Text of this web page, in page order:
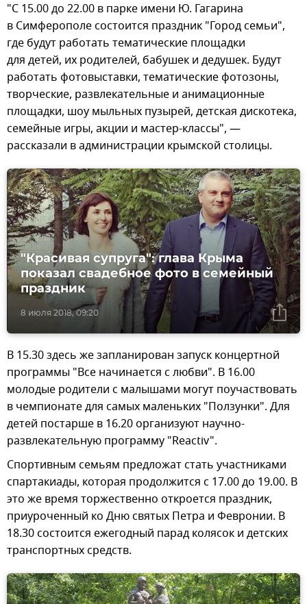
"С 15.00 до 22.00 в парке имени Ю. Гагарина
в Симферополе состоится праздник "Город семьи",
где будут работать тематические площадки
для детей, их родителей, бабушек и дедушек. Будут
работать фотовыставки, тематические фотозоны,
творческие, развлекательные и анимационные
площадки, шоу мыльных пузырей, детская дискотека,
семейные игры, акции и мастер-классы", —
рассказали в администрации крымской столицы.
8 июля 2018, 09:20
"Красивая супруга": глава Крыма
показал свадебное фото в семейный
праздник
В 15.30 здесь же запланирован запуск концертной
программы "Все начинается с любви". В 16.00
молодые родители с малышами могут поучаствовать
в чемпионате для самых маленьких "Ползунки". Для
детей постарше в 16.20 организуют научно-
развлекательную программу "Reactiv".
Спортивным семьям предложат стать участниками
спартакиады, которая продолжится с 17.00 до 19.00. В
это же время торжественно откроется праздник,
приуроченный ко Дню святых Петра и Февронии. В
18.30 состоится ежегодный парад колясок и детских
транспортных средств.